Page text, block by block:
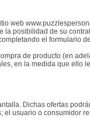
web
la posibilidad de su
el formulario
de producto (en
en la medida que ello
Dichas ofertas
usuario o consumidor